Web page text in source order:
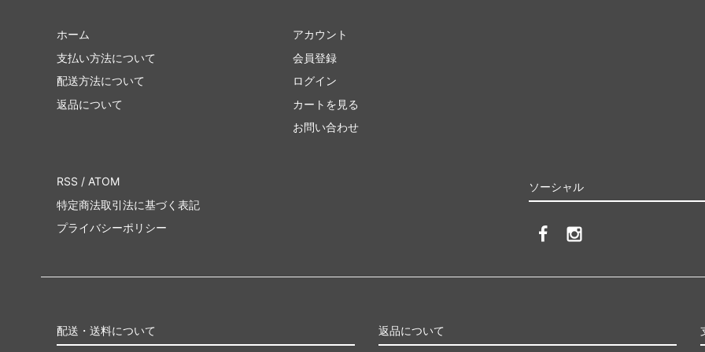
ホーム
支払い方法について
配送方法について
返品について
アカウント
会員登録
ログイン
カートを見る
お問い合わせ
ソーシャル
RSS / ATOM
特定商法取引法に基づく表記
プライバシーポリシー
配送・送料について 返品について